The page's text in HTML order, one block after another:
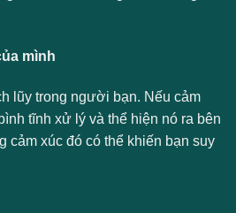
mình
lũy trong người bạn. Nếu cảm
tĩnh xử lý và thể hiện nó ra bên
cảm xúc đó có thể khiến bạn suy